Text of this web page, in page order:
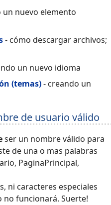
un nuevo elemento
- cómo descargar archivos;
un nuevo idioma
(temas)- creando un
de usuario válido
ser un nombre válido para
de una o mas palabras
PaginaPrincipal,
ni caracteres especiales
no funcionará. Suerte!